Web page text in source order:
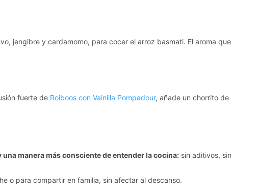
jengibre y cardamomo, para cocer el arroz basmati. El aroma que
fuerte de Roiboos con Vainilla Pompadour, añade un chorrito de
manera más consciente de entender la cocina: sin aditivos, sin
o para compartir en familia, sin afectar al descanso.